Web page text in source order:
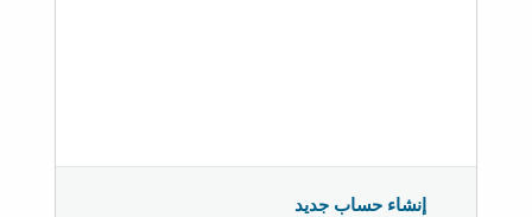
إنشاء حساب جديد